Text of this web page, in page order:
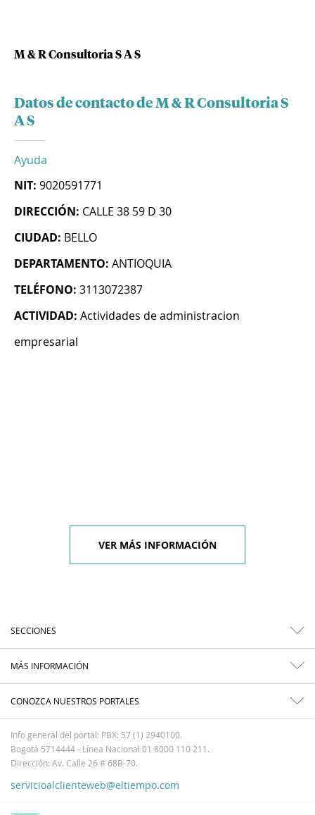
M & R Consultoria S A S
Datos de contacto de M & R Consultoria S
A S
Ayuda
NIT: 9020591771
DIRECCIÓN: CALLE 38 59 D 30
CIUDAD: BELLO
DEPARTAMENTO: ANTIOQUIA
TELÉFONO: 3113072387
ACTIVIDAD: Actividades de administracion
empresarial
VER MÁS INFORMACIÓN
SECCIONES
MÁS INFORMACIÓN
CONOZCA NUESTROS PORTALES
Info general del portal: PBX: 57 (1) 2940100.
Bogotá 5714444 - Línea Nacional 01 8000 110 211.
Dirección: Av. Calle 26 # 68B-70.
servicioalclienteweb@eltiempo.com